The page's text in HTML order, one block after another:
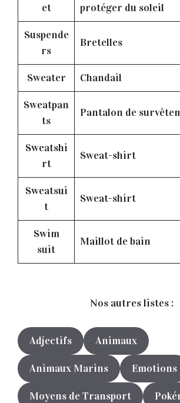
et
protéger du soleil
Suspende
rs
Bretelles
Sweater Chandail
Sweatpan
ts
Pantalon de
Sweatshi
rt
Sweat-shirt
Sweatsui
t
Sweat-shirt
Swim
suit
Maillot de bain
Nos autres listes :
Adjectifs Animaux
Animaux Marins Emotions
Moyens de Transport